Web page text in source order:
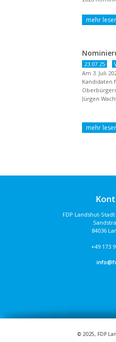
23.07.25
Am 3. Juli
Kandidaten
Jürgen
FDP Landshut-
84036
+49 173
© 2025, FDP